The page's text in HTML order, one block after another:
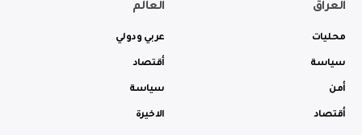
العراق
محليات
سياسة
أمن
أقتصاد
العالم
عربي ودولي
أقتصاد
سياسة
الاخيرة